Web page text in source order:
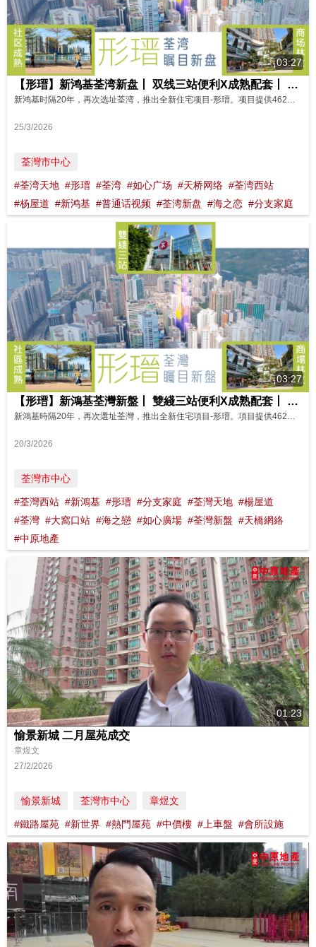
03:27
【形瑨】新鸿基荃湾新盘丨 双线三站便利X成熟配套丨 分支家庭优选（普通话） 影片来源:FINANCE 730
25/3/2026
荃灣市中心
#荃湾天地 #形瑨 #荃湾 #如心广场 #天桥网络 #荃湾西站
#杨屋道 #新鸿基 #普通话视频 #荃湾新盘 #海之恋 #分支家庭
03:27
【形瑨】新鴻基荃灣新盤丨 雙綫三站便利X成熟配套丨 分支家庭優選 影片來源：FINANCE 730
20/3/2026
荃灣市中心
#荃灣西站 #新鴻基 #形瑨 #分支家庭 #荃灣天地 #楊屋道
#荃灣 #大窩口站 #海之戀 #如心廣場 #荃灣新盤 #天橋網絡
#中原地產
01:23
愉景新城 二月屋苑成交
章煜文
27/2/2026
愉景新城 荃灣市中心 章煜文
#鐵路屋苑 #新世界 #熱門屋苑 #中價樓 #上車盤 #會所設施